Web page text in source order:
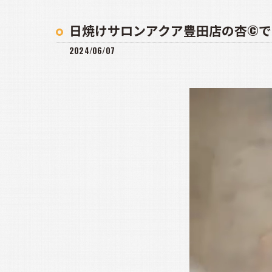
日焼けサロンアクア豊田店の杏©️
2024/06/07